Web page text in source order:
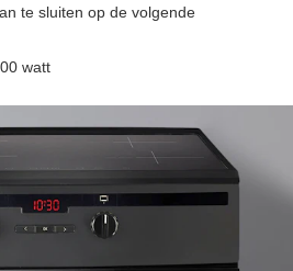
te sluiten op de volgende
watt